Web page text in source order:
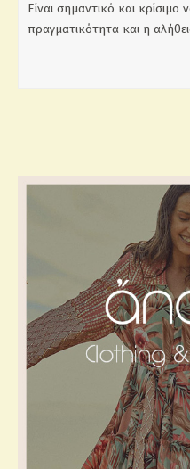
Είναι σημαντικό και κρίσιμο
πραγματικότητα και η